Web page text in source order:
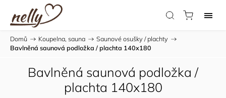
Domů / Koupelna, sauna / Saunové osušky / plachty /
Bavlněná saunová podložka / plachta 140x180
Bavlněná saunová podložka /
plachta 140x180